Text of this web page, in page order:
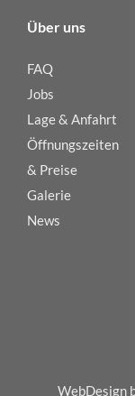
Über uns
FAQ
Jobs
Lage & Anfahrt
Öffnungszeiten
& Preise
Galerie
News
WebDesign